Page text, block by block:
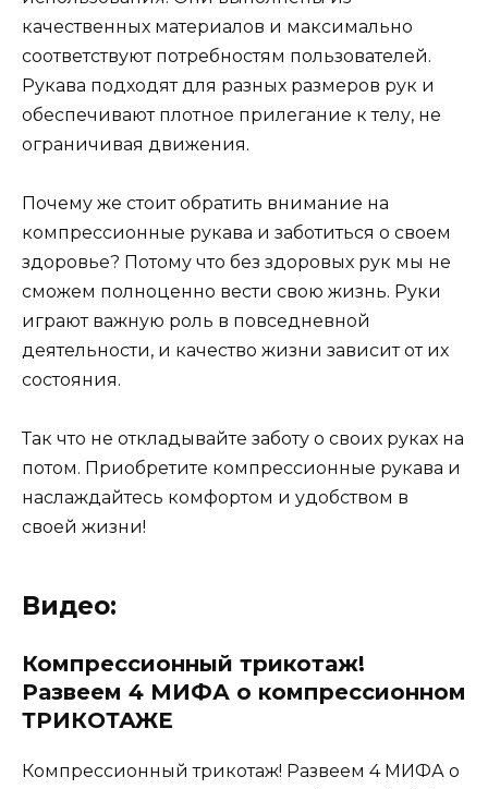
качественных материалов и максимально
соответствуют потребностям пользователей.
Рукава подходят для разных размеров рук и
обеспечивают плотное прилегание к телу, не
ограничивая движения.
Почему же стоит обратить внимание на
компрессионные рукава и заботиться о своем
здоровье? Потому что без здоровых рук мы не
сможем полноценно вести свою жизнь. Руки
играют важную роль в повседневной
деятельности, и качество жизни зависит от их
состояния.
Так что не откладывайте заботу о своих руках на
потом. Приобретите компрессионные рукава и
наслаждайтесь комфортом и удобством в
своей жизни!
Видео:
Компрессионный трикотаж!
Развеем 4 МИФА о компрессионном
ТРИКОТАЖЕ
Компрессионный трикотаж! Развеем 4 МИФА о